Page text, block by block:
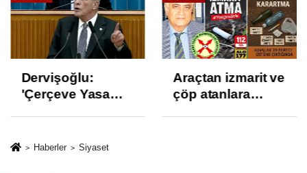
Dervişoğlu:
'Çerçeve Yasa
ve İhanet
Araçtan izmarit ve
çöp atanlara
Haberler Siyaset